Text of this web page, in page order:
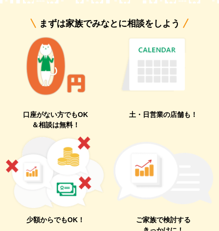
まずは家族でみなとに相談をしよう
口座がない方でもOK
＆相談は無料！
土・日営業の店舗も！
少額からでもOK！
ご家族で検討する